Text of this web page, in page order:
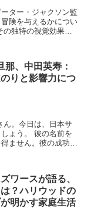
ター・ジャクソン監
険を与えるかについ
独特の視覚効果と
那、中田英寿：
りと影響力につ
ん。今日は、日本サ
ょう。 彼の名前を
ません。彼の成功へ
ワースが語る、
？ハリウッドの
明かす家庭生活